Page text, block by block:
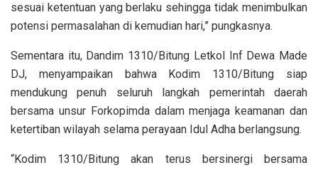
sesuai ketentuan yang berlaku sehingga tidak menimbulkan
potensi permasalahan di kemudian hari,” pungkasnya.
Sementara itu, Dandim 1310/Bitung Letkol Inf Dewa Made
DJ, menyampaikan bahwa Kodim 1310/Bitung siap
mendukung penuh seluruh langkah pemerintah daerah
bersama unsur Forkopimda dalam menjaga keamanan dan
ketertiban wilayah selama perayaan Idul Adha berlangsung.
“Kodim 1310/Bitung akan terus bersinergi bersama